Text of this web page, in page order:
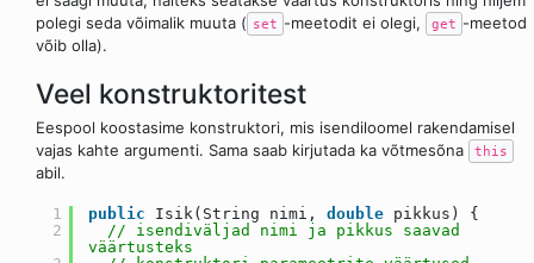
polegi seda võimalik muuta ( set -meetodit ei olegi, get -meetod
võib olla).
Veel konstruktoritest
Eespool koostasime konstruktori, mis isendiloomel rakendamisel
vajas kahte argumenti. Sama saab kirjutada ka võtmesõna
this
abil.
1
2
public Isik(String nimi, double pikkus) {
// isendiväljad nimi ja pikkus saavad
väärtusteks